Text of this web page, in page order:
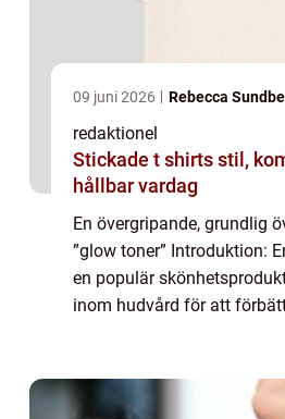
09 juni 2026 Rebecca
redaktionel
Stickade t shirts stil, komfort och
hållbar vardag
En övergripande, grundlig
”glow toner” Introduktion:
en populär
inom hudvård för att